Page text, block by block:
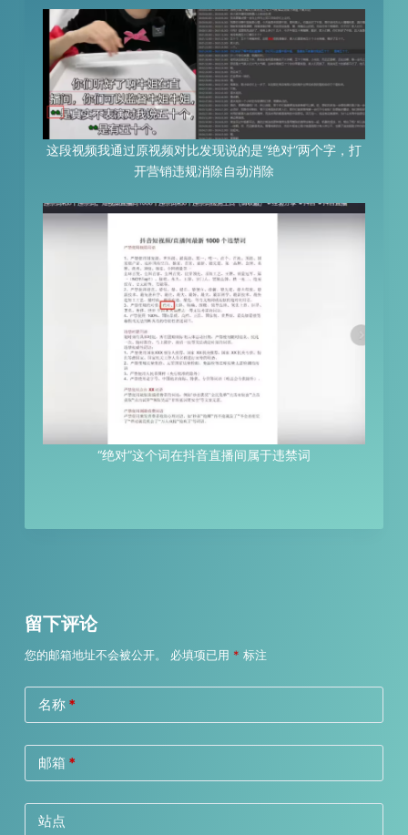
这段视频我通过原视频对比发现说的是“绝对”两个字，打
开营销违规消除自动消除
“绝对”这个词在抖音直播间属于违禁词
留下评论
您的邮箱地址不会被公开。 必填项已用 * 标注
名称*
邮箱 *
站点